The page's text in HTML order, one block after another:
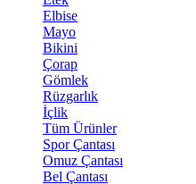
Elbise
Mayo
Bikini
Çorap
Gömlek
Rüzgarlık
İçlik
Tüm Ürünler
Spor Çantası
Omuz Çantası
Bel Çantası